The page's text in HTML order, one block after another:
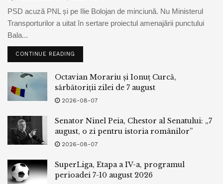
PSD acuză PNL și pe Ilie Bolojan de minciună. Nu Ministerul
Transporturilor a uitat în sertare proiectul amenajării punctului
Bala...
CONTINUE READING
Octavian Morariu și Ionuț Curcă,
sărbătoriții zilei de 7 august
2026-08-07
Senator Ninel Peia, Chestor al Senatului: „7
august, o zi pentru istoria românilor”
2026-08-07
SuperLiga, Etapa a IV-a, programul
perioadei 7-10 august 2026